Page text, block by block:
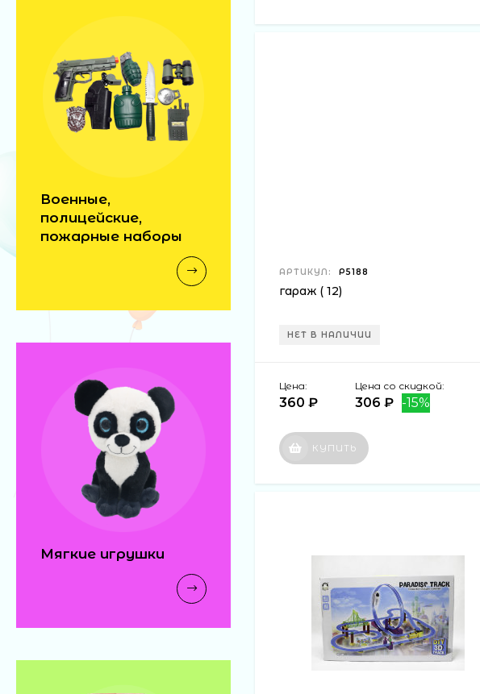
АРТИКУЛ: Р5188
гараж ( 12)
НЕТ В НАЛИЧИИ
Цена:
360 ₽
Цена со скидкой:
306 ₽ -15%
КУПИТЬ
Военные,
полицейские,
пожарные наборы
Мягкие игрушки